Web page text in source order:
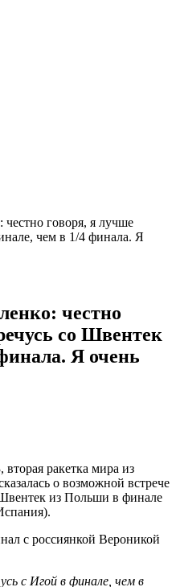
говоря, я лучше
чем в 1/4 финала. Я
честно
со Швентек
Я очень
ракетка мира из
о возможной встрече
из Польши в финале
с россиянкой Вероникой
с Игой в финале, чем в